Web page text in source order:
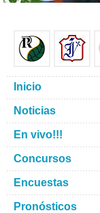
Inicio
Noticias
En vivo!!!
Concursos
Encuestas
Pronósticos